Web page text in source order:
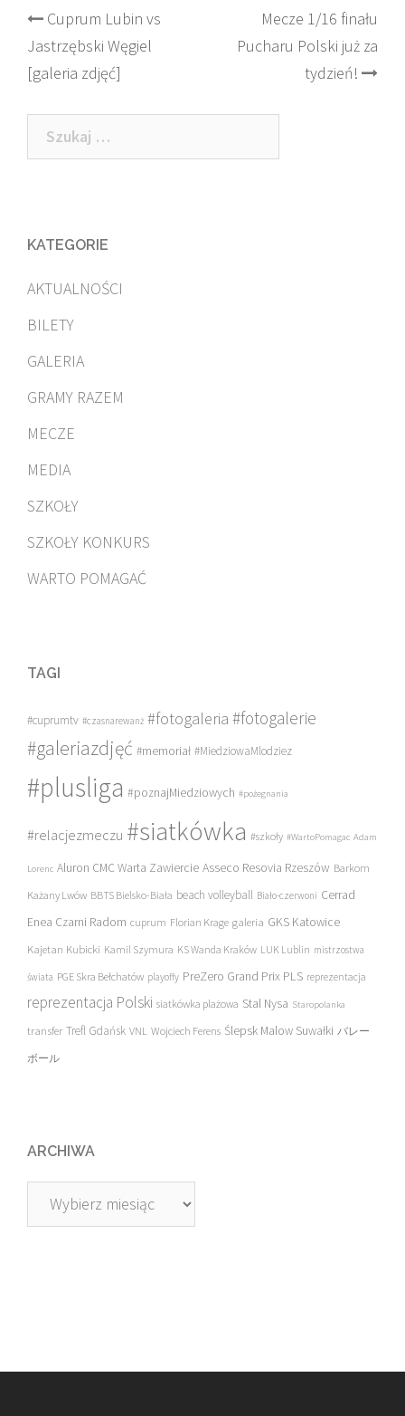
Post
navigation
Cuprum Lubin vs
Jastrzębski Węgiel
[galeria zdjęć]
Mecze 1/16 finału
Pucharu Polski już za
tydzień!
Szukaj:
KATEGORIE
AKTUALNOŚCI
BILETY
GALERIA
GRAMY RAZEM
MECZE
MEDIA
SZKOŁY
SZKOŁY KONKURS
WARTO POMAGAĆ
TAGI
#cuprumtv #czasnarewanż #fotogaleria #fotogalerie
#galeriazdjęć #memoriał #MiedziowaMlodziez
#plusliga #poznajMiedziowych #pożegnania
#relacjezmeczu #siatkówka #szkoły #WartoPomagac Adam
Lorenc Aluron CMC Warta Zawiercie Asseco Resovia Rzeszów Barkom
Każany Lwów BBTS Bielsko-Biała beach volleyball Biało-czerwoni Cerrad
Enea Czarni Radom cuprum Florian Krage galeria GKS Katowice
Kajetan Kubicki Kamil Szymura KS Wanda Kraków LUK Lublin mistrzostwa
świata PGE Skra Bełchatów playoffy PreZero Grand Prix PLS reprezentacja
reprezentacja Polski siatkówka plażowa Stal Nysa Staropolanka
transfer Trefl Gdańsk VNL Wojciech Ferens Ślepsk Malow Suwałki バレー
ボール
ARCHIWA
Archiwa